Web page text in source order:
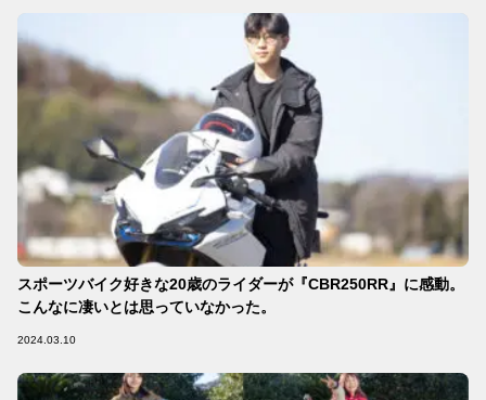
スポーツバイク好きな20歳のライダーが『CBR250RR』に感動。
こんなに凄いとは思っていなかった。
2024.03.10